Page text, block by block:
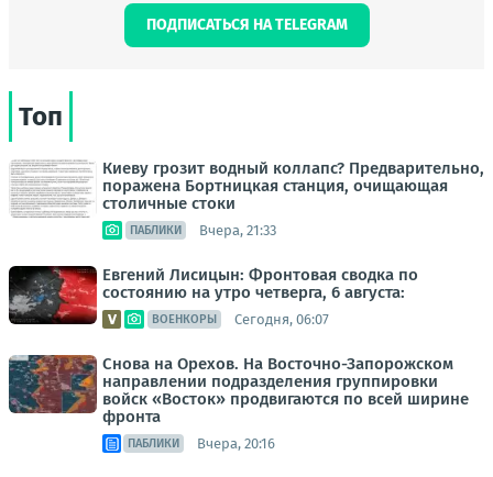
ПОДПИСАТЬСЯ НА TELEGRAM
Топ
Киеву грозит водный коллапс? Предварительно,
поражена Бортницкая станция, очищающая
столичные стоки
ПАБЛИКИ Вчера, 21:33
Евгений Лисицын: Фронтовая сводка по
состоянию на утро четверга, 6 августа:
ВОЕНКОРЫ Сегодня, 06:07
Снова на Орехов. На Восточно-Запорожском
направлении подразделения группировки
войск «Восток» продвигаются по всей ширине
фронта
ПАБЛИКИ Вчера, 20:16